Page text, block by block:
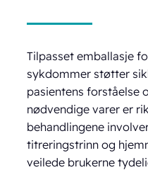
Tilpasset emballasje
sykdommer støtter
pasientens forståelse
nødvendige varer er
behandlingene
titreringstrinn og
veilede brukerne